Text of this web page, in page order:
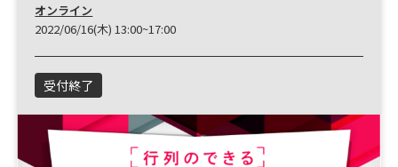
オンライン
2022/06/16(木) 13:00~17:00
受付終了